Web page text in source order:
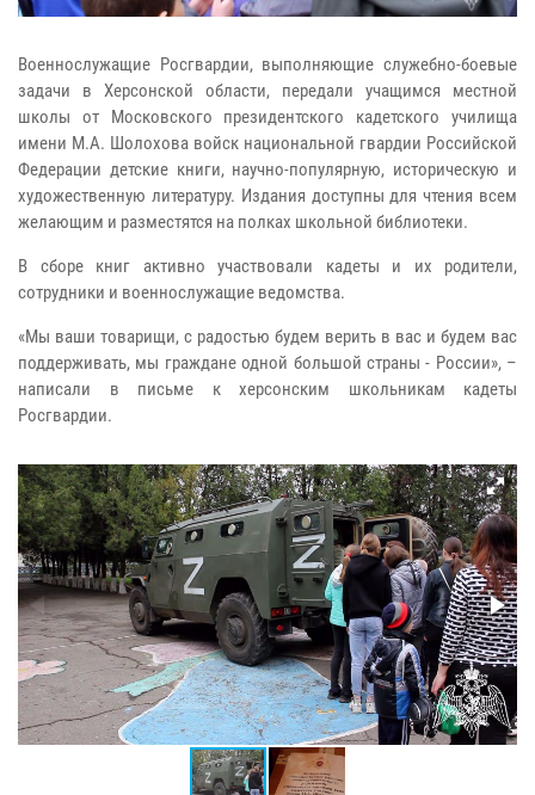
Военнослужащие Росгвардии, выполняющие служебно-боевые
задачи в Херсонской области, передали учащимся местной
школы от Московского президентского кадетского училища
имени М.А. Шолохова войск национальной гвардии Российской
Федерации детские книги, научно-популярную, историческую и
художественную литературу. Издания доступны для чтения всем
желающим и разместятся на полках школьной библиотеки.
В сборе книг активно участвовали кадеты и их родители,
сотрудники и военнослужащие ведомства.
«Мы ваши товарищи, с радостью будем верить в вас и будем вас
поддерживать, мы граждане одной большой страны - России», –
написали в письме к херсонским школьникам кадеты
Росгвардии.